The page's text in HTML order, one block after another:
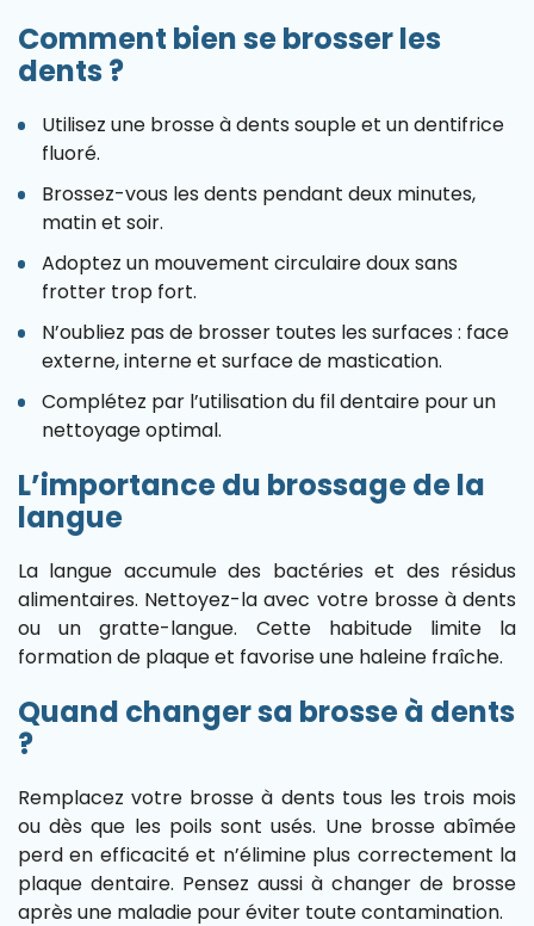
Comment bien se brosser les
dents ?
Utilisez une brosse à dents souple et un dentifrice
fluoré.
Brossez-vous les dents pendant deux minutes,
matin et soir.
Adoptez un mouvement circulaire doux sans
frotter trop fort.
N’oubliez pas de brosser toutes les surfaces : face
externe, interne et surface de mastication.
Complétez par l’utilisation du fil dentaire pour un
nettoyage optimal.
L’importance du brossage de la
langue
La langue accumule des bactéries et des résidus
alimentaires. Nettoyez-la avec votre brosse à dents
ou un gratte-langue. Cette habitude limite la
formation de plaque et favorise une haleine fraîche.
Quand changer sa brosse à dents
?
Remplacez votre brosse à dents tous les trois mois
ou dès que les poils sont usés. Une brosse abîmée
perd en efficacité et n’élimine plus correctement la
plaque dentaire. Pensez aussi à changer de brosse
après une maladie pour éviter toute contamination.